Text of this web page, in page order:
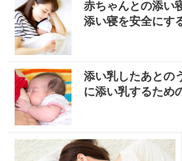
赤ちゃんとの添い
添い寝を安全にす
添い乳したあとの
に添い乳するため